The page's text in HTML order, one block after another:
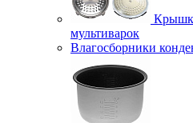
мультиварок
Влагосборники